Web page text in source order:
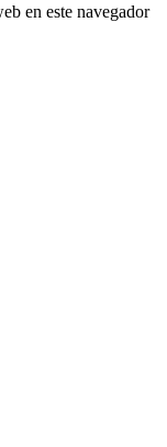
en este navegador